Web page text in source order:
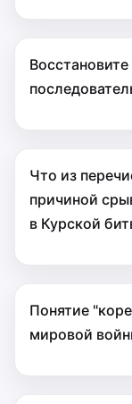
Что из
причиной
в Курской
Понятие
мировой